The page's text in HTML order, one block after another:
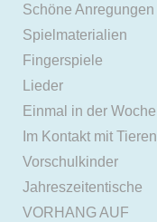
Schöne Anregungen
Spielmaterialien
Fingerspiele
Lieder
Einmal in der Woche
Im Kontakt mit Tieren
Vorschulkinder
Jahreszeitentische
VORHANG AUF